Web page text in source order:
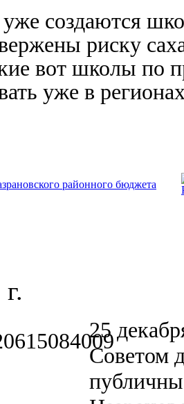
создаются
риску
вот школы по
уже в
районного бюджета
25
Советом